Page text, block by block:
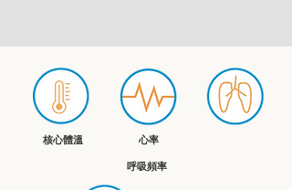
核心體溫 心率
​呼吸頻率